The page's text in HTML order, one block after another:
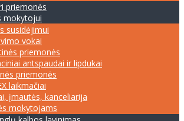
priemonės
mokytojui
susidėjimui
vokai
priemonės
antspaudai ir lipdukai
priemonės
laikmačiai
įmautės, kanceliarija
mokytojams